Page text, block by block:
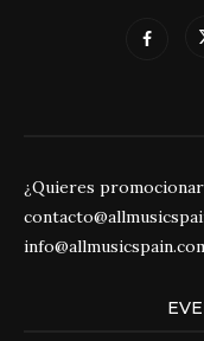
¿Quieres